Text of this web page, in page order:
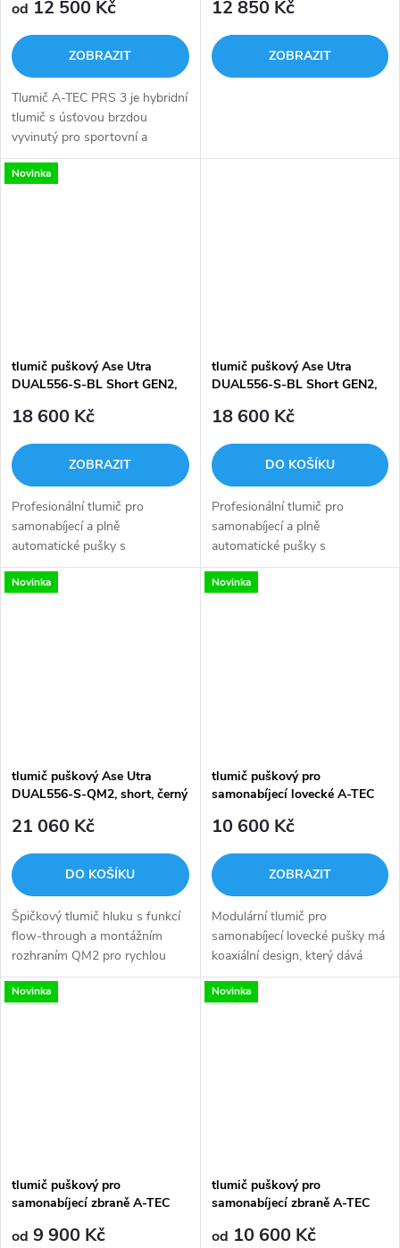
od 12 500 Kč
ZOBRAZIT
Tlumič A-TEC PRS 3 je hybridní
tlumič s úsťovou brzdou
vyvinutý pro sportovní a
taktické opakovací pušky na
přesnou střelbu. Úsťová brzda
QD Lock
12 850 Kč
ZOBRAZIT
Novinka
tlumič puškový Ase Utra
DUAL556-S-BL Short GEN2,
18 600 Kč
ZOBRAZIT
Profesionální tlumič pro
samonabíjecí a plně
automatické pušky s
nejnovějším technologií průtoku
plynů. Aretační systém u
tlumič puškový Ase Utra
DUAL556-S-BL Short GEN2,
18 600 Kč
DO KOŠÍKU
Profesionální tlumič pro
samonabíjecí a plně
automatické pušky s
nejnovějším technologií průtoku
plynů. Aretační systém u
Novinka
tlumič puškový Ase Utra
DUAL556-S-QM2, short, černý
21 060 Kč
DO KOŠÍKU
Špičkový tlumič hluku s funkcí
flow-through a montážním
rozhraním QM2 pro rychlou
instalaci na A1/A2 Flash Hider
v kompatnějším provedení.
Novinka
tlumič puškový pro
samonabíjecí lovecké A-TEC
10 600 Kč
ZOBRAZIT
Modulární tlumič pro
samonabíjecí lovecké pušky má
koaxiální design, který dává
střelci jedinečné výhody se
samonabíjecí zbraní, které
Novinka
tlumič puškový pro
samonabíjecí zbraně A-TEC
od 9 900 Kč
Novinka
tlumič puškový pro
samonabíjecí zbraně A-TEC
od 10 600 Kč